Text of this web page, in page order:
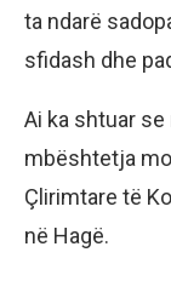
ta ndarë
sfidash dhe
Ai ka shtuar
mbështetja
Çlirimtare të
në Hagë.